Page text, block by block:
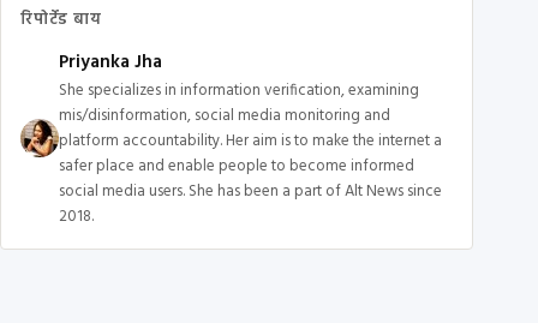
रिपोर्टेड बाय
Priyanka Jha
She specializes in information verification, examining
mis/disinformation, social media monitoring and
platform accountability. Her aim is to make the internet a
safer place and enable people to become informed
social media users. She has been a part of Alt News since
2018.